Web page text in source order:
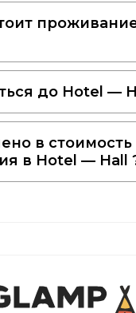
до Hotel —
в стоимость
в Hotel — Hall